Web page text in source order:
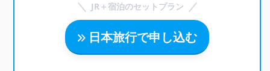
JR＋宿泊のセットプラン
日本旅行で申し込む